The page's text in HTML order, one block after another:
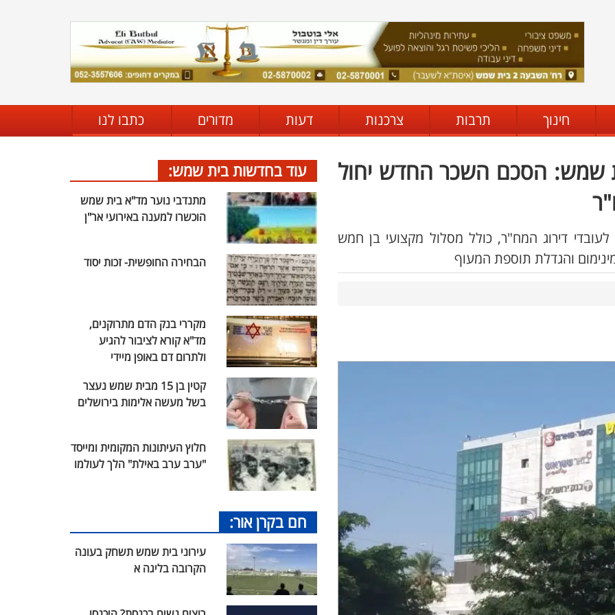
חינוך תרבות צרכנות דעות מדורים כתבו לנו
שמש: הסכם השכר החדש יחול
דירוג המח"ר, כולל מסלול מקצועי בן חמש
והגדלת תוספת המעוף
עוד בחדשות בית שמש:
מתנדבי נוער מד"א בית שמש
הוכשרו למענה באירועי אר"ן
הבחירה החופשית- זכות יסוד
מקררי בנק הדם מתרוקנים,
מד"א קורא לציבור להגיע
ולתרום דם באופן מיידי
קטין בן 15 מבית שמש נעצר
בשל מעשה אלימות בירושלים
חלוץ העיתונות המקומית ומייסד
"ערב ערב באילת" הלך לעולמו
חם בקרן אור:
עירוני בית שמש תשחק בעונה
הקרובה בליגה א